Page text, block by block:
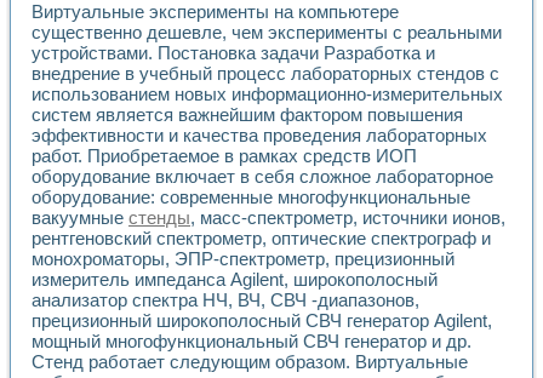
Лабораторные практикумы по информационно-
Виртуальный измеритель частотных характеристик на
Лабораторный практикум по основам теории Коммутации
Разработка виртуальной лабораторной работы
Виртуальные практикумы по электротехнике в среде
Из опыта внедрения в рамках национального проекта
Исследование эффективности решателей
Опыт разработки LabVIEW лабораторных практикумов
Проблемы повышения качества образования и
Развитие LabVIEW лабораторного практикума по
Разработка виртуальной лаборатории по электротехнике
Усовершенствованные алгоритмы частотного анализа
Об опыте работы учебного центра «Технологии
Технологии NI в магистерской программе «Прикладная
Система диагностики двигателей постоянного тока
Автоматизированный стенд формирования
Виртуальные эксперименты на компьютере
существенно дешевле, чем эксперименты с реальными
устройствами. Постановка задачи Разработка и
внедрение в учебный процесс лабораторных стендов с
использованием новых информационно-измерительных
систем является важнейшим фактором повышения
эффективности и качества проведения лабораторных
работ. Приобретаемое в рамках средств ИОП
оборудование включает в себя сложное лабораторное
оборудование: современные многофункциональные
вакуумные стенды, масс-спектрометр, источники ионов,
рентгеновский спектрометр, оптические спектрограф и
монохроматоры, ЭПР-спектрометр, прецизионный
измеритель импеданса Agilent, широкополосный
анализатор спектра НЧ, ВЧ, СВЧ -диапазонов,
прецизионный широкополосный СВЧ генератор Agilent,
мощный многофункциональный СВЧ генератор и др.
Стенд работает следующим образом. Виртуальные